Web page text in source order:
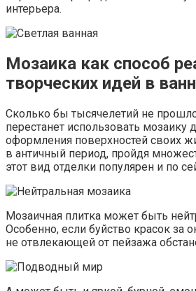
интерьера.
Мозаика как способ
творческих идей в
Сколько бы тысячелетий не
перестанет использовать мозаику
оформления поверхностей своих
в античный период, пройдя
этот вид отделки популярен и по
Мозаичная плитка может быть
Особенно, если буйство красок за
не отвлекающей от пейзажа